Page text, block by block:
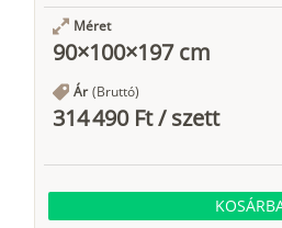
Méret
90×100×197 cm
Ár (Bruttó)
314 490 Ft/szett